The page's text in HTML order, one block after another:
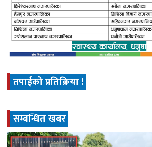
तपाईको प्रतिक्रिया !
सम्बन्धित खबर